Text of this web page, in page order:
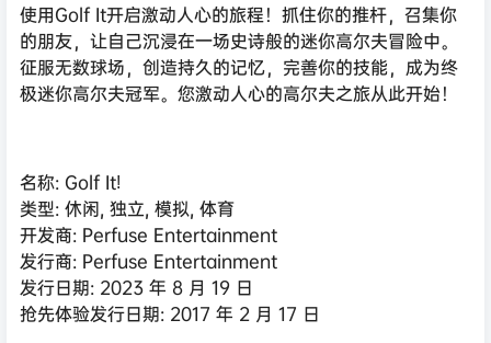
使用Golf It开启激动人心的旅程！抓住你的推杆，召集你
的朋友，让自己沉浸在一场史诗般的迷你高尔夫冒险中。
征服无数球场，创造持久的记忆，完善你的技能，成为终
极迷你高尔夫冠军。您激动人心的高尔夫之旅从此开始！
名称: Golf It!
类型: 休闲, 独立, 模拟, 体育
开发商: Perfuse Entertainment
发行商: Perfuse Entertainment
发行日期: 2023 年 8 月 19 日
抢先体验发行日期: 2017 年 2 月 17 日